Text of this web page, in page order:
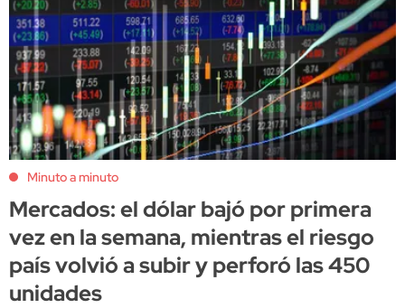
Minuto a minuto
Mercados: el dólar bajó por primera
vez en la semana, mientras el riesgo
país volvió a subir y perforó las 450
unidades